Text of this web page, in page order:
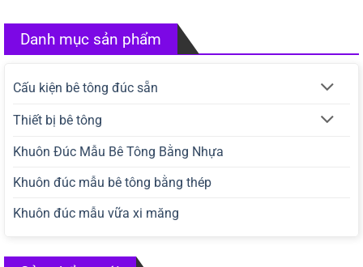
Danh mục sản phẩm
Cấu kiện bê tông đúc sẵn
Thiết bị bê tông
Khuôn Đúc Mẫu Bê Tông Bằng Nhựa
Khuôn đúc mẫu bê tông bằng thép
Khuôn đúc mẫu vữa xi măng